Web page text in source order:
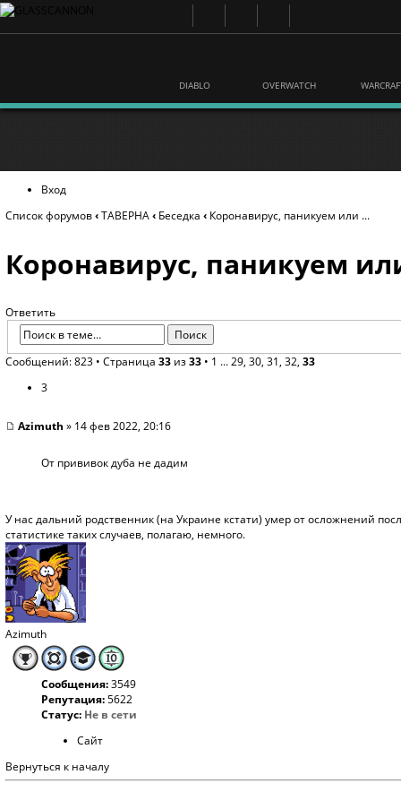
DIABLO OVERWATCH
Вход
Список форумов‹ТАВЕРНА‹ Беседка ‹ Коронавирус, паникуем или ...
Коронавирус, паникуем
Ответить
Сообщений: 823 • Страница 33 из33 • 1 ...29, 30, 31, 32, 33
3
Azimuth » 14 фев 2022, 20:16
От прививок дуба не дадим
У нас дальний родственник (на Украине кстати) умер от осложнений
статистике таких случаев, полагаю, немного.
Azimuth
Сообщения:3549
Репутация:5622
Статус: Не в сети
Сайт
Вернуться к началу